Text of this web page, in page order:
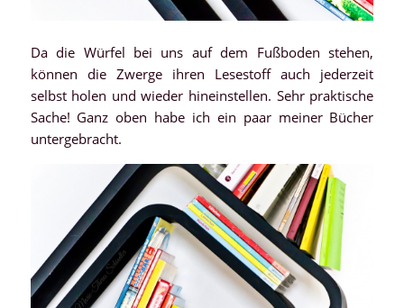
Da die Würfel bei uns auf dem Fußboden stehen,
können die Zwerge ihren Lesestoff auch jederzeit
selbst holen und wieder hineinstellen. Sehr praktische
Sache! Ganz oben habe ich ein paar meiner Bücher
untergebracht.